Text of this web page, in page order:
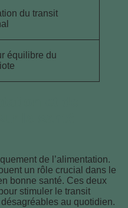
du transit
équilibre du
de l’alimentation.
un rôle crucial dans le
bonne santé. Ces deux
stimuler le transit
au quotidien.